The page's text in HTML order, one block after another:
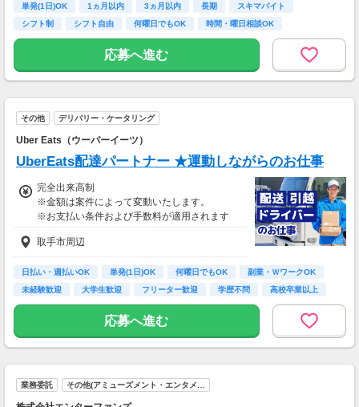
月収15万円～25万円
■主婦Cさん（月100時間程度）
月収20万円以上
現在活躍中のライバーの多くは会社員や主婦の
方。
本業や家庭と両立しながら副業として活動され
ています。
通勤時間ゼロだから、本業やプライベートとの
両立もラクラク♪
単発(1日)OK 1ヵ月以内 3ヵ月以内 長期
スキマバイト
シフト制
シフト自由 何曜日でもOK 時間・曜日相談OK
応募へ進む
その他 デリバリー・ケータリング
Uber Eats（ウーバーイーツ）
UberEats配達パートナー ★運動しながらのお仕事
完全出来高制
※金額は案件によって変動いたします。
※お支払い条件および手数料が適用されます
取手市周辺
日払い・週払いOK 単発(1日)OK 何曜日でもOK
副業・ＷワークOK
未経験歓迎
大学生歓迎 フリーター歓迎 学歴不問 高校卒業以上
応募へ進む
業務委託 その他(アミューズメント・エンタメ…